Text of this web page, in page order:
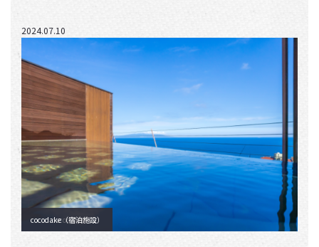
2024.07.10
cocodake
cocodake（宿泊施設）